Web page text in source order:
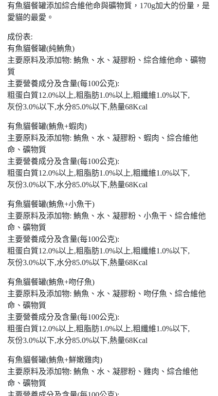
有魚貓餐罐添加綜合維他命與礦物質，170g加大的份量，是
愛貓的最愛。
成份表:
有魚貓餐罐(純鮪魚)
主要原料及添加物: 鮪魚、水、凝膠粉、綜合維他命、礦物
質
主要營養成分及含量(每100公克):
粗蛋白質12.0%以上,粗脂肪1.0%以上,粗纖維1.0%以下,
灰份3.0%以下,水分85.0%以下,熱量68Kcal
有魚貓餐罐(鮪魚+蝦肉)
主要原料及添加物: 鮪魚、水、凝膠粉、蝦肉、綜合維他
命、礦物質
主要營養成分及含量(每100公克):
粗蛋白質12.0%以上,粗脂肪1.0%以上,粗纖維1.0%以下,
灰份3.0%以下,水分85.0%以下,熱量68Kcal
有魚貓餐罐(鮪魚+小魚干)
主要原料及添加物: 鮪魚、水、凝膠粉、小魚干、綜合維他
命、礦物質
主要營養成分及含量(每100公克):
粗蛋白質12.0%以上,粗脂肪1.0%以上,粗纖維1.0%以下,
灰份3.0%以下,水分85.0%以下,熱量68Kcal
有魚貓餐罐(鮪魚+吻仔魚)
主要原料及添加物: 鮪魚、水、凝膠粉、吻仔魚、綜合維他
命、礦物質
主要營養成分及含量(每100公克):
粗蛋白質12.0%以上,粗脂肪1.0%以上,粗纖維1.0%以下,
灰份3.0%以下,水分85.0%以下,熱量68Kcal
有魚貓餐罐(鮪魚+鮮嫩雞肉)
主要原料及添加物: 鮪魚、水、凝膠粉、雞肉、綜合維他
命、礦物質